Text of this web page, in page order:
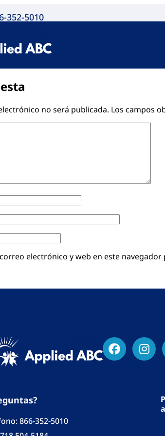
352-5010
no será publicada. Los campos
electrónico y web en este
866-352-5010